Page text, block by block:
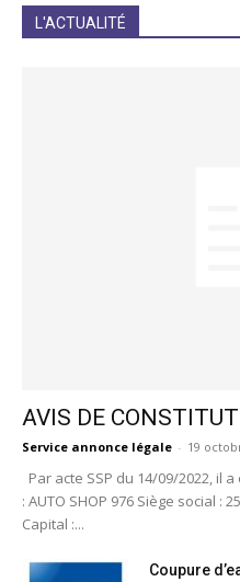
L'ACTUALITÉ
AVIS DE
Service annonce légale - 19
Par acte SSP du 14/09/2022, il
: AUTO SHOP 976 Siège social :
Capital :...
Coupure